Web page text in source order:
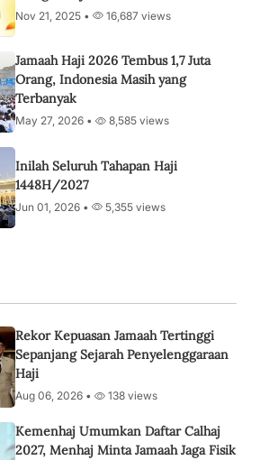
Nov 21, 2025 • 16,687 views
Jamaah Haji 2026 Tembus 1,7 Juta
Orang, Indonesia Masih yang
Terbanyak
May 27, 2026 • 8,585 views
Inilah Seluruh Tahapan Haji
1448H/2027
Jun 01, 2026 • 5,355 views
Rekor Kepuasan Jamaah Tertinggi
Sepanjang Sejarah Penyelenggaraan
Haji
Aug 06, 2026 • 138 views
Kemenhaj Umumkan Daftar Calhaj
2027, Menhaj Minta Jamaah Jaga Fisik